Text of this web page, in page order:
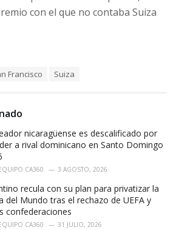
con el que no contaba Suiza
Francisco Suiza
nicaragüense es descalificado por
a rival dominicano en Santo Domingo
CA360 3 AGOSTO, 2026
recula con su plan para privatizar la
del Mundo tras el rechazo de UEFA y
confederaciones
CA360 31 JULIO, 2026